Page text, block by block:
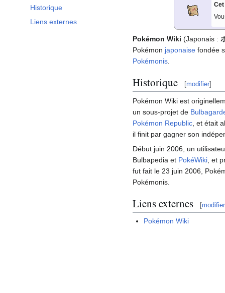
Historique
Liens externes
Pokémon Wiki (Japonais :
Pokémon japonaise fondée
Pokémonis
Historique [modifier]
Pokémon Wiki est
un sous-projet de
Pokémon Republic , et était
il finit par gagner son
Début juin 2006, un
Bulbapedia et PokéWiki , et
fut fait le 23 juin 2006,
Pokémonis.
Liens externes [modifier
Pokémon Wiki